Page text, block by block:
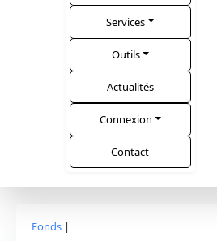
Services
Outils
Actualités
Connexion
Contact
Fonds |